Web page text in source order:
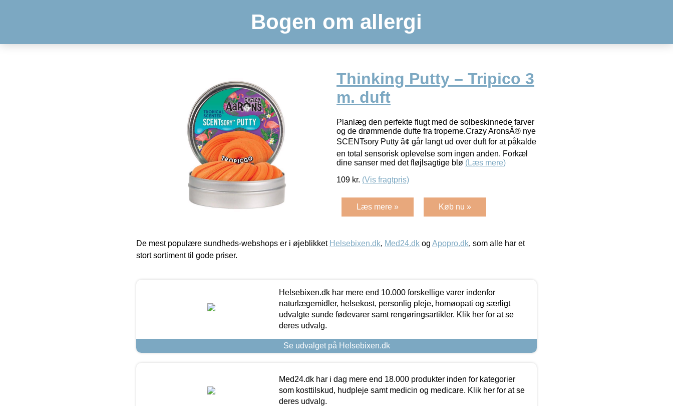
Bogen om allergi
Thinking Putty – Tripico 3
m. duft
Planlæg den perfekte flugt med de solbeskinnede farver
og de drømmende dufte fra troperne.Crazy AronsÂ® nye
SCENTsory Putty â¢ går langt ud over duft for at påkalde
en total sensorisk oplevelse som ingen anden. Forkæl
dine sanser med det fløjlsagtige blø (Læs mere)
109 kr. (Vis fragtpris)
Læs mere » Køb nu »
De mest populære sundheds-webshops er i øjeblikket Helsebixen.dk, Med24.dk og Apopro.dk, som alle har et
stort sortiment til gode priser.
Helsebixen.dk har mere end 10.000 forskellige varer indenfor
naturlægemidler, helsekost, personlig pleje, homøopati og særligt
udvalgte sunde fødevarer samt rengøringsartikler. Klik her for at se
deres udvalg.
Se udvalget på Helsebixen.dk
Med24.dk har i dag mere end 18.000 produkter inden for kategorier
som kosttilskud, hudpleje samt medicin og medicare. Klik her for at se
deres udvalg.